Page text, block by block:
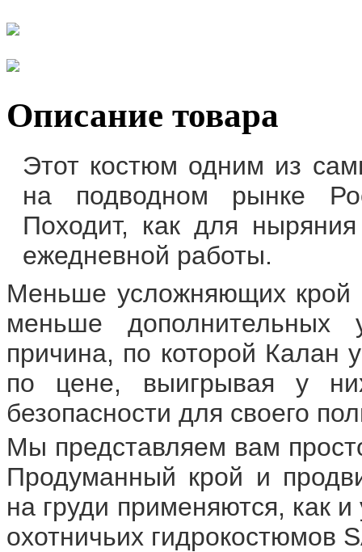
Описание товара
Этот костюм одним из
на подводном рынке
Походит, как для
ежедневной работы.
Меньше усложняющих крой
меньше
причина, по которой Калан
по цене, выигрывая у
безопасности для своего
Мы представляем вам
Продуманный крой и
на груди применяются, как
охотничьих гидрокостюмов